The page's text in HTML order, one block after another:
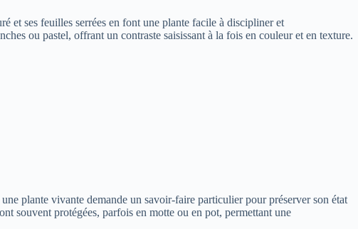
et ses feuilles serrées en font une plante facile à discipliner et
ou pastel, offrant un contraste saisissant à la fois en couleur et en texture.
plante vivante demande un savoir-faire particulier pour préserver son état
souvent protégées, parfois en motte ou en pot, permettant une